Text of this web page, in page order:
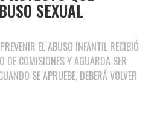
SEXUAL
EL ABUSO INFANTIL RECIBIÓ
DE COMISIONES Y AGUARDA SER
SE APRUEBE, DEBERÁ VOLVER